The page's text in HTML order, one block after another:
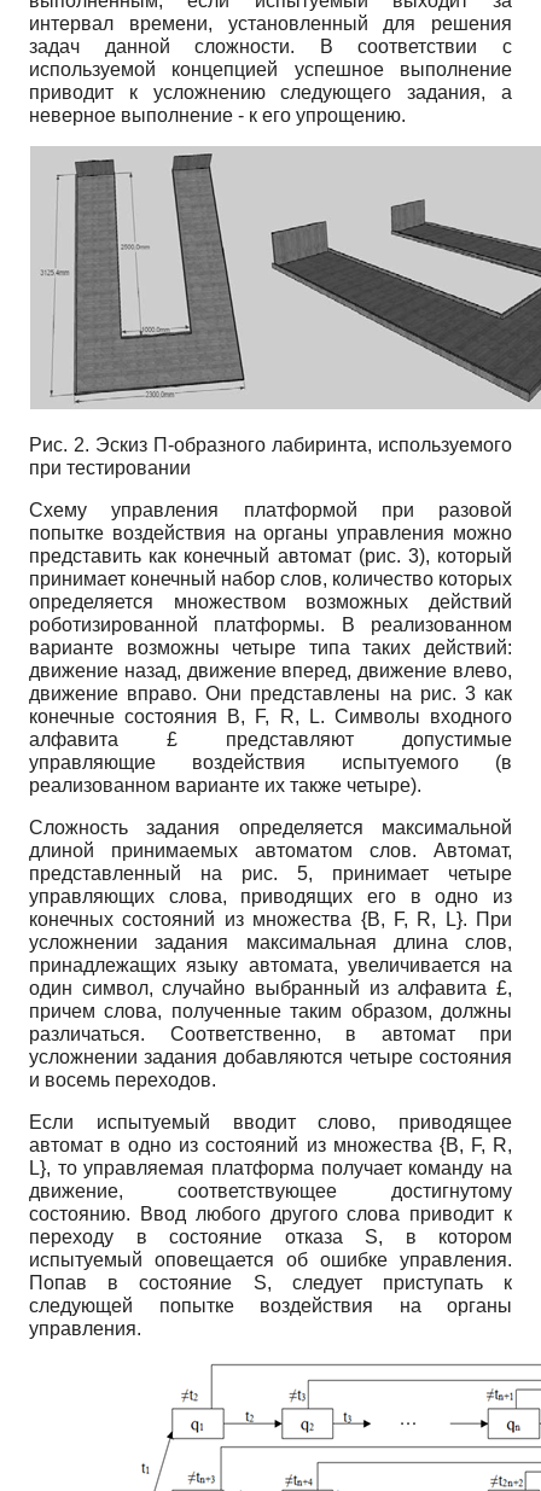
интервал времени, установленный для решения
задач данной сложности. В соответствии с
используемой концепцией успешное выполнение
приводит к усложнению следующего задания, а
неверное выполнение - к его упрощению.
Рис. 2. Эскиз П-образного лабиринта, используемого
при тестировании
Схему управления платформой при разовой
попытке воздействия на органы управления можно
представить как конечный автомат (рис. 3), который
принимает конечный набор слов, количество которых
определяется множеством возможных действий
роботизированной платформы. В реализованном
варианте возможны четыре типа таких действий:
движение назад, движение вперед, движение влево,
движение вправо. Они представлены на рис. 3 как
конечные состояния B, F, R, L. Символы входного
алфавита £ представляют допустимые
управляющие воздействия испытуемого (в
реализованном варианте их также четыре).
Сложность задания определяется максимальной
длиной принимаемых автоматом слов. Автомат,
представленный на рис. 5, принимает четыре
управляющих слова, приводящих его в одно из
конечных состояний из множества {B, F, R, L}. При
усложнении задания максимальная длина слов,
принадлежащих языку автомата, увеличивается на
один символ, случайно выбранный из алфавита £,
причем слова, полученные таким образом, должны
различаться. Соответственно, в автомат при
усложнении задания добавляются четыре состояния
и восемь переходов.
Если испытуемый вводит слово, приводящее
автомат в одно из состояний из множества {B, F, R,
L}, то управляемая платформа получает команду на
движение, соответствующее достигнутому
состоянию. Ввод любого другого слова приводит к
переходу в состояние отказа S, в котором
испытуемый оповещается об ошибке управления.
Попав в состояние S, следует приступать к
следующей попытке воздействия на органы
управления.